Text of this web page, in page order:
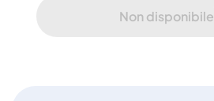
Non disponibile